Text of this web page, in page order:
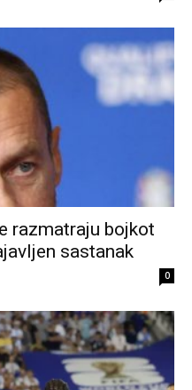
razmatraju bojkot
sastanak
0